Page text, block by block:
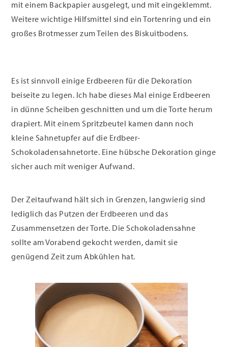
mit einem Backpapier ausgelegt, und mit eingeklemmt.
Weitere wichtige Hilfsmittel sind ein Tortenring und ein
großes Brotmesser zum Teilen des Biskuitbodens.
Es ist sinnvoll einige Erdbeeren für die Dekoration
beiseite zu legen. Ich habe dieses Mal einige Erdbeeren
in dünne Scheiben geschnitten und um die Torte herum
drapiert. Mit einem Spritzbeutel kamen dann noch
kleine Sahnetupfer auf die Erdbeer-
Schokoladensahnetorte. Eine hübsche Dekoration ginge
sicher auch mit weniger Aufwand.
Der Zeitaufwand hält sich in Grenzen, langwierig sind
lediglich das Putzen der Erdbeeren und das
Zusammensetzen der Torte. Die Schokoladensahne
sollte am Vorabend gekocht werden, damit sie
genügend Zeit zum Abkühlen hat.